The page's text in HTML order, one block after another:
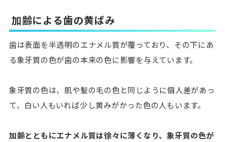
加齢による歯の黄ばみ
歯は表面を半透明のエナメル質が覆っており、その下にあ
る象牙質の色が歯の本来の色に影響を与えています。
象牙質の色は、肌や髪の毛の色と同じように個人差があっ
て、白い人もいれば少し黄みがかった色の人もいます。
加齢とともにエナメル質は徐々に薄くなり、象牙質の色が